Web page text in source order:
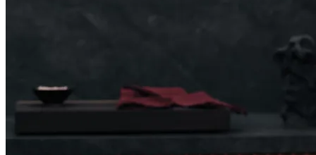
Koffieapparaten »
Koffieapparaten
Koffieapparaten » Geluidsniveau
Koffieapparaten » Keuze
Bediening kokendwaterkranenKokendwaterkranen » Boilers
» Energieverbruik kokendwaterkraan
Kokendwaterkranen »
keukenapparatuur » Smart home hub
Slimme keukenapparatuur »
keukenapparatuur » Uitvoeringen slimme keukenapparatuurSlimme